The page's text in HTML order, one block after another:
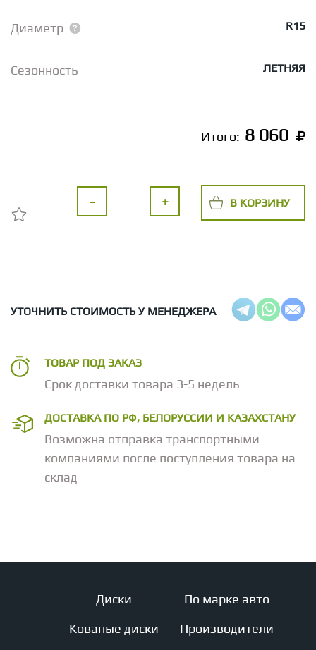
Диаметр R15
Сезонность ЛЕТНЯЯ
Итого: 8 060
- + В КОРЗИНУ
УТОЧНИТЬ СТОИМОСТЬ У МЕНЕДЖЕРА
ТОВАР ПОД ЗАКАЗ
Срок доставки товара 3-5 недель
ДОСТАВКА ПО РФ, БЕЛОРУССИИ И КАЗАХСТАНУ
Возможна отправка транспортными
компаниями после поступления товара на
склад
Диски
Кованые диски
По марке авто
Производители